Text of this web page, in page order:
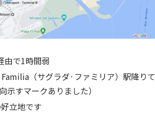
由で1時間弱
（サグラダ·ファミリア）駅降りて
すマークありました）
立地です